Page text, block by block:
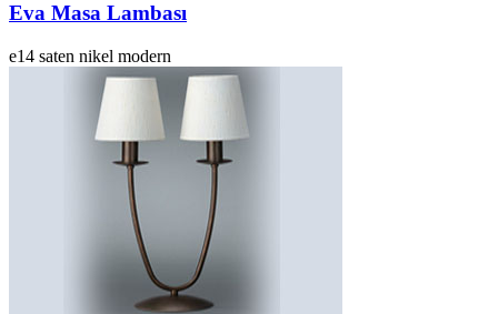
Eva Masa Lambası
e14 saten nikel modern